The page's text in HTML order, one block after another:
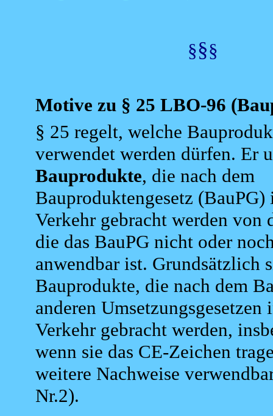
§§§
Motive zu § 25 LBO-96
§ 25 regelt, welche
verwendet werden dürfen. Er
Bauprodukte, die nach dem
Bauproduktengesetz (BauPG)
Verkehr gebracht werden von
die das BauPG nicht oder
anwendbar ist. Grundsätzlich
Bauprodukte, die nach dem
anderen Umsetzungsgesetzen
Verkehr gebracht werden,
wenn sie das CE-Zeichen
weitere Nachweise
Nr.2).